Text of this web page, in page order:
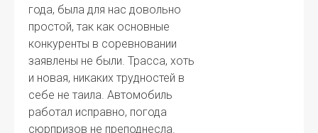
года, была для нас довольно
простой, так как основные
конкуренты в соревновании
заявлены не были. Трасса, хоть
и новая, никаких трудностей в
себе не таила. Автомобиль
работал исправно, погода
сюрпризов не преподнесла.